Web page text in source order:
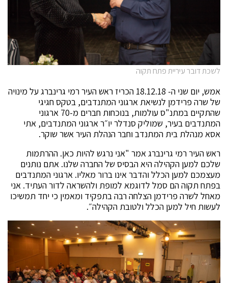
לשכת דובר עיריית פתח תקוה
אמש, יום שני ה- 18.12.18 הכריז ראש העיר רמי גרינברג על מינויה
של שרה פרידמן לנשיאת ארגוני המתנדבים, בטקס חגיגי
שהתקיים במתנ"ס עולמות, בנוכחות חברים מ-70 ארגוני
המתנדבים בעיר, שמוליק סנדלר יו״ר ארגוני המתנדבים, אתי
אסא מנהלת בית המתנדב וחבר הנהלת העיר אשר שוקר.
ראש העיר רמי גרינברג אמר "אני נרגש להיות כאן. ההרתמות
שלכם למען הקהילה היא הבסיס של החברה שלנו. אתם נותנים
מעצמכם למען הכלל והדבר אינו ברור מאליו. ארגוני המתנדבים
בפתח תקוה הם סמל לדוגמא למופת ולהשראה לדור העתיד. אני
מאחל לשרה פרידמן הצלחה רבה בתפקיד ומאמין כי יחד תמשיכו
לעשות חיל למען הכלל ולטובת הקהילה״.